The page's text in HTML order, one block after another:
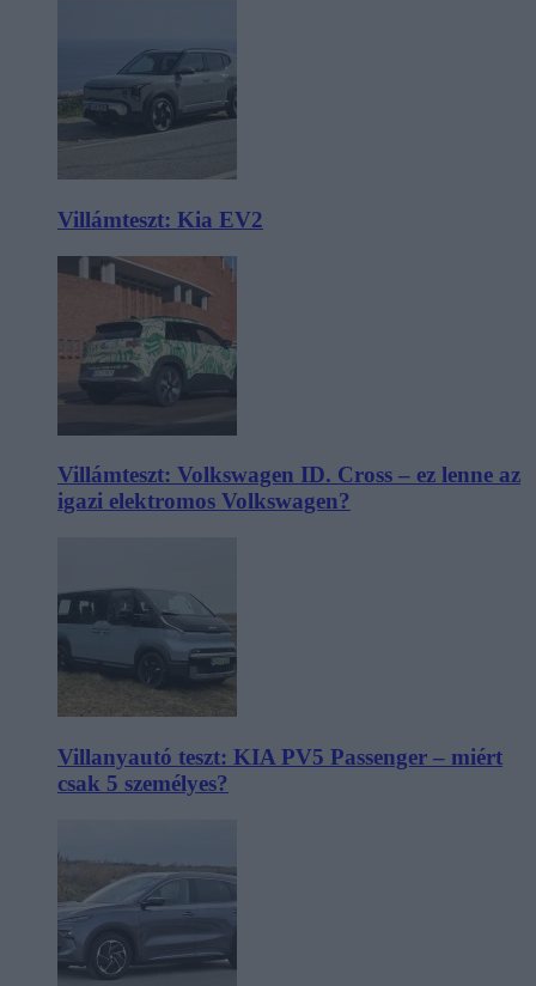
Villámteszt: Kia EV2
Villámteszt: Volkswagen ID. Cross – ez lenne az
igazi elektromos Volkswagen?
Villanyautó teszt: KIA PV5 Passenger – miért
csak 5 személyes?